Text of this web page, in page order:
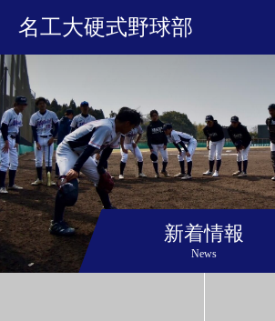
名工大硬式野球部
新着情報
News